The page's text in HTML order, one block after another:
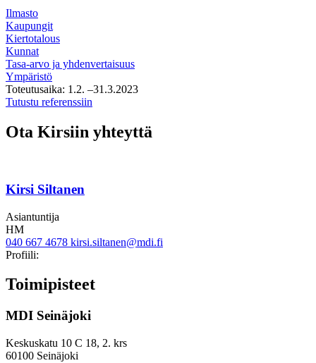
Ilmasto
Kaupungit
Kiertotalous
Kunnat
Tasa-arvo ja yhdenvertaisuus
Ympäristö
Toteutusaika: 1.2. –31.3.2023
Tutustu referenssiin
kestävyystoimien
skaalausta
Ota Kirsiin yhteyttä
Kirsi Siltanen
Asiantuntija
HM
040 667 4678 kirsi.siltanen@mdi.fi
Profiili:
Toimipisteet
MDI Seinäjoki
Keskuskatu 10 C 18, 2. krs
60100 Seinäjoki